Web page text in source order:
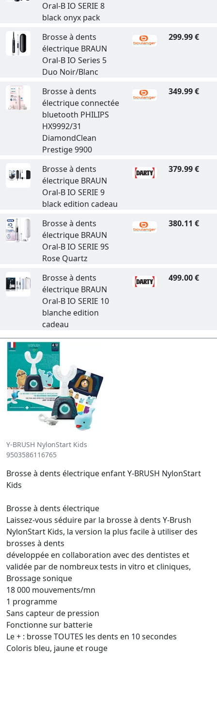
Oral-B IO SERIE 8
black onyx pack
Brosse à dents
électrique BRAUN
Oral-B IO Series 5
Duo Noir/Blanc
299.99 €
Brosse à dents
électrique connectée
bluetooth PHILIPS
HX9992/31
DiamondClean
Prestige 9900
349.99 €
Brosse à dents
électrique BRAUN
Oral-B IO SERIE 9
black edition cadeau
379.99 €
Brosse à dents
électrique BRAUN
Oral-B IO SERIE 9S
Rose Quartz
380.11 €
Brosse à dents
électrique BRAUN
Oral-B IO SERIE 10
blanche edition
cadeau
499.00 €
Y-BRUSH NylonStart Kids
9503586116765
Brosse à dents électrique enfant Y-BRUSH NylonStart
Kids
Brosse à dents électrique
Laissez-vous séduire par la brosse à dents Y-Brush
NylonStart Kids, la version la plus facile à utiliser des
brosses à dents
développée en collaboration avec des dentistes et
validée par de nombreux tests in vitro et cliniques,
Brossage sonique
18 000 mouvements/mn
1 programme
Sans capteur de pression
Fonctionne sur batterie
Le + : brosse TOUTES les dents en 10 secondes
Coloris bleu, jaune et rouge